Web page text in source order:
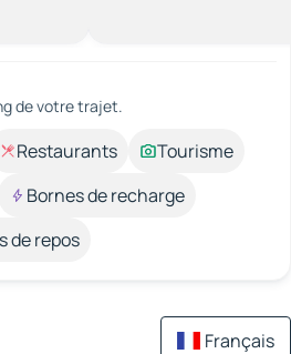
de votre trajet.
Restaurants
Tourisme
Bornes de recharge
de repos
Français